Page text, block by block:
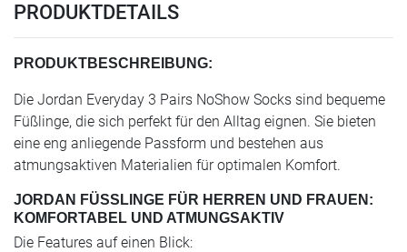
PRODUKTDETAILS
PRODUKTBESCHREIBUNG:
Die Jordan Everyday 3 Pairs NoShow Socks sind bequeme
Füßlinge, die sich perfekt für den Alltag eignen. Sie bieten
eine eng anliegende Passform und bestehen aus
atmungsaktiven Materialien für optimalen Komfort.
JORDAN FÜSSLINGE FÜR HERREN UND FRAUEN: K
OMFORTABEL UND ATMUNGSAKTIV
Die Features auf einen Blick: